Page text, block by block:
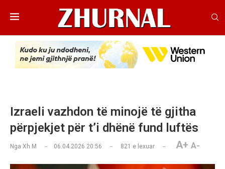
​​Izraeli vazhdon të minojë të gjitha
përpjekjet për t’i dhënë fund luftës
Nga Xh M 06.04.2026 20:56 821 e lexuar A+ A-